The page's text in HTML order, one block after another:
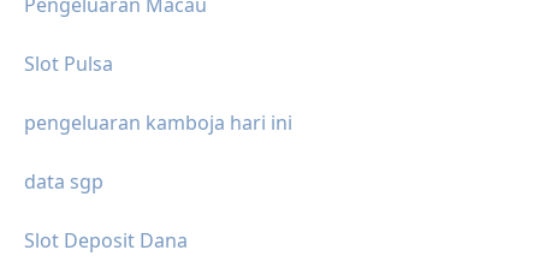
Slot Pulsa
pengeluaran kamboja hari ini
data sgp
Slot Deposit Dana